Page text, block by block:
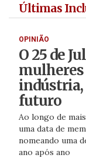
Últimas
OPINIÃO
O 25 de
mulheres
indústria,
futuro
Ao longo de
uma data de
nomeando uma
ano após ano